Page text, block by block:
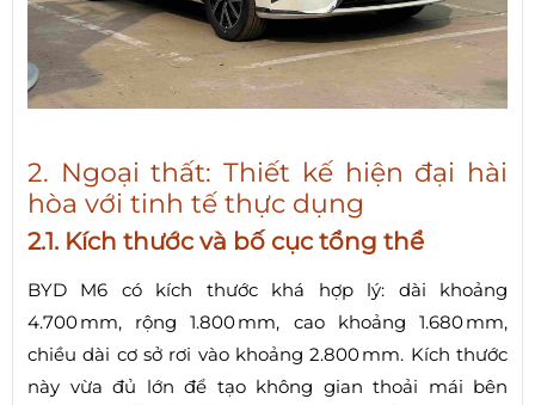
2. Ngoại thất: Thiết kế hiện đại hài
hòa với tinh tế thực dụng
2.1. Kích thước và bố cục tổng thể
BYD M6 có kích thước khá hợp lý: dài khoảng
4.700 mm, rộng 1.800 mm, cao khoảng 1.680 mm,
chiều dài cơ sở rơi vào khoảng 2.800 mm. Kích thước
này vừa đủ lớn để tạo không gian thoải mái bên